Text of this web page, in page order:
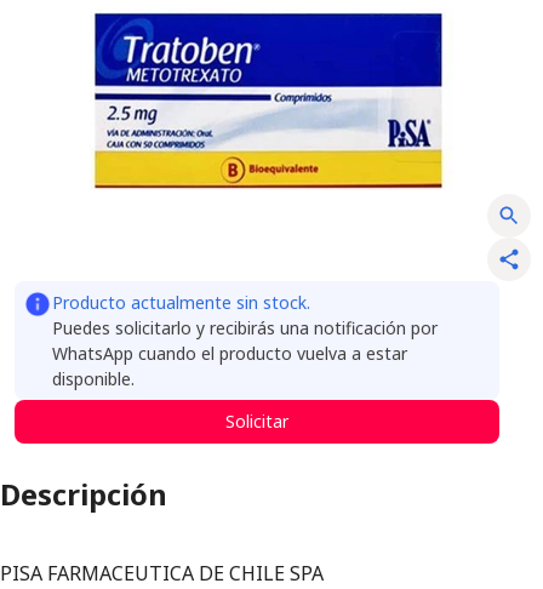
Producto actualmente sin stock.
Puedes solicitarlo y recibirás una notificación por
WhatsApp cuando el producto vuelva a estar
disponible.
Solicitar
Descripción
PISA FARMACEUTICA DE CHILE SPA